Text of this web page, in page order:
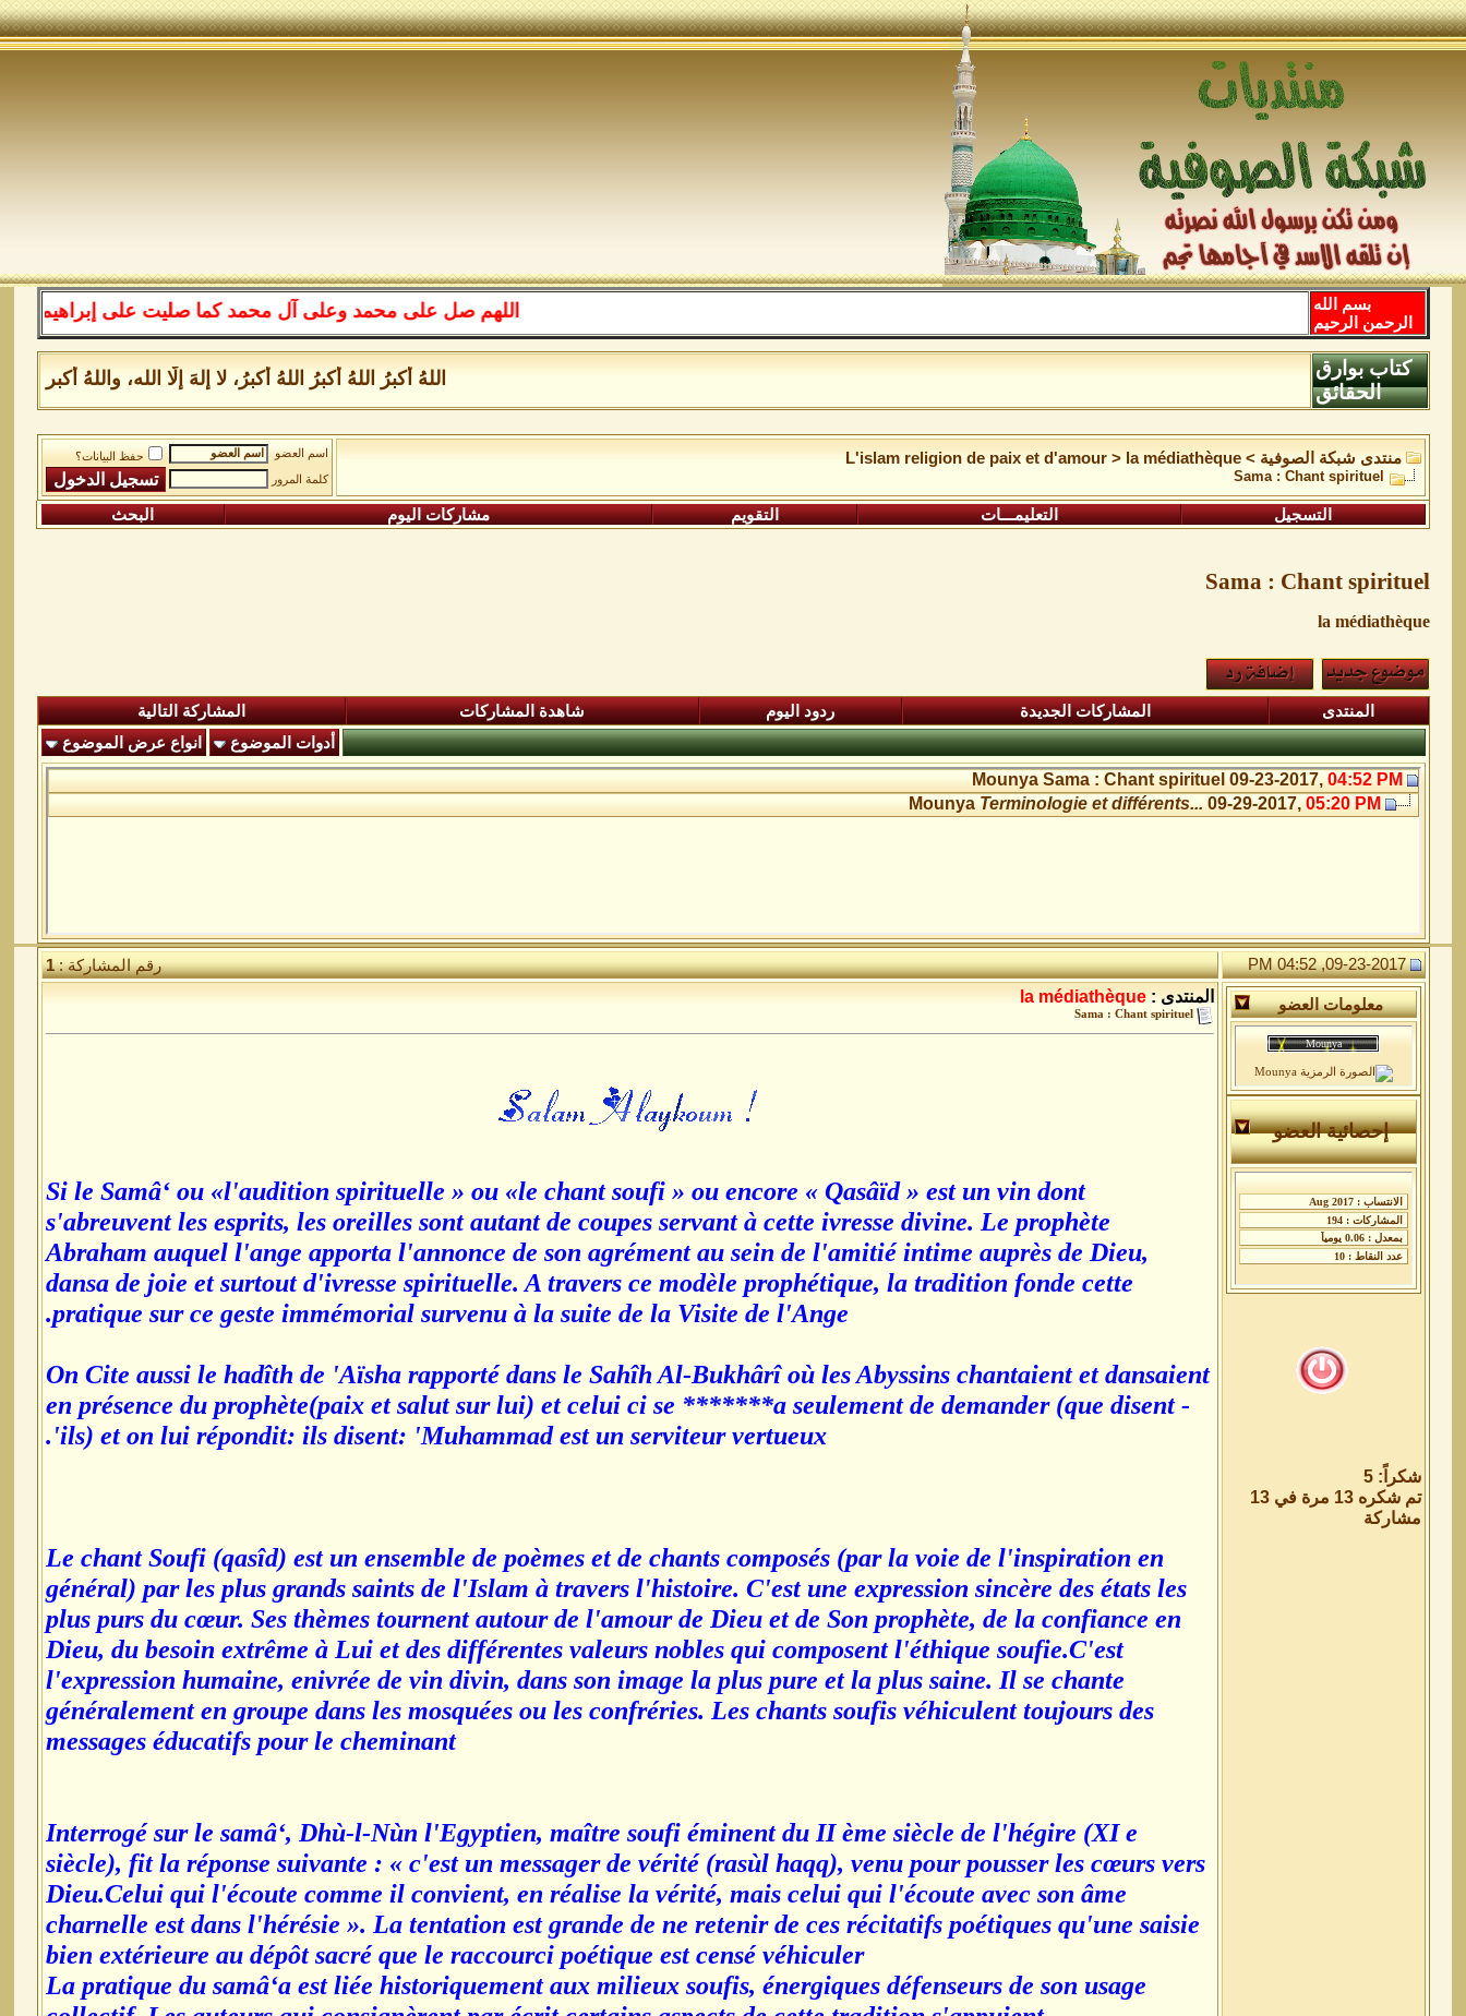
اللهم صل على محمد وعلى آل محمد كما صليت على إبراهيم وعلى آل
بسم الله
الرحمن الرحيم
اللهُ أكبرُ اللهُ أكبرُ اللهُ أكبرُ، لا إلهَ إلَّا الله، واللهُ أكبر
كتاب بوارق
الحقائق
منتدى شبكة الصوفية >
L'islam religion de paix et d'amour > la médiathèque
Sama : Chant spirituel
اسم العضو
حفظ البيانات؟
كلمة المرور
التسجيل التعليمـــات التقويم مشاركات اليوم البحث
Sama : Chant spirituel
la médiathèque
المنتدى المشاركات الجديدة ردود اليوم شاهدة المشاركات
المشاركة التالية
أدوات الموضوع
انواع عرض الموضوع
Mounya Sama : Chant spirituel 09-23-2017, 04:52 PM
Mounya Terminologie et différents...09-29-2017, 05:20 PM
09-23-2017, 04:52 PM رقم المشاركة :1
معلومات العضو
إحصائية العضو
شكراً: 5
تم شكره 13 مرة في 13
مشاركة
المنتدى : la médiathèque
Sama : Chant spirituel
Si le Samâ‘ ou «l'audition spirituelle » ou «le chant soufi » ou encore « Qasâïd » est un vin dont
s'abreuvent les esprits, les oreilles sont autant de coupes servant à cette ivresse divine. Le prophète
Abraham auquel l'ange apporta l'annonce de son agrément au sein de l'amitié intime auprès de Dieu,
dansa de joie et surtout d'ivresse spirituelle. A travers ce modèle prophétique, la tradition fonde cette
pratique sur ce geste immémorial survenu à la suite de la Visite de l'Ange.
On Cite aussi le hadîth de 'Aïsha rapporté dans le Sahîh Al-Bukhârî où les Abyssins chantaient et dansaient
en présence du prophète(paix et salut sur lui) et celui ci se *******a seulement de demander (que disent -
ils) et on lui répondit: ils disent: 'Muhammad est un serviteur vertueux'.
Le chant Soufi (qasîd) est un ensemble de poèmes et de chants composés (par la voie de l'inspiration en
général) par les plus grands saints de l'Islam à travers l'histoire. C'est une expression sincère des états les
plus purs du cœur. Ses thèmes tournent autour de l'amour de Dieu et de Son prophète, de la confiance en
Dieu, du besoin extrême à Lui et des différentes valeurs nobles qui composent l'éthique soufie.C'est
l'expression humaine, enivrée de vin divin, dans son image la plus pure et la plus saine. Il se chante
généralement en groupe dans les mosquées ou les confréries. Les chants soufis véhiculent toujours des
messages éducatifs pour le cheminant
Interrogé sur le samâ‘, Dhù-l-Nùn l'Egyptien, maître soufi éminent du II ème siècle de l'hégire (XI e
siècle), fit la réponse suivante : « c'est un messager de vérité (rasùl haqq), venu pour pousser les cœurs vers
Dieu.Celui qui l'écoute comme il convient, en réalise la vérité, mais celui qui l'écoute avec son âme
charnelle est dans l'hérésie ». La tentation est grande de ne retenir de ces récitatifs poétiques qu'une saisie
bien extérieure au dépôt sacré que le raccourci poétique est censé véhiculer
La pratique du samâ‘a est liée historiquement aux milieux soufis, énergiques défenseurs de son usage